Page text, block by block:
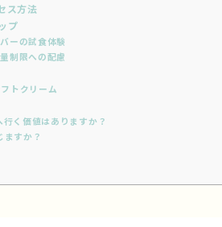
ス方法
プ
ーの試食体験
制限への配慮
トクリーム
く価値はありますか？
すか？